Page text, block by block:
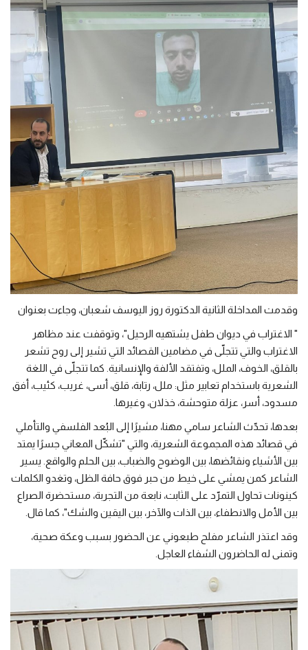
وقدمت المداخلة الثانية الدكتورة روز اليوسف شعبان، وجاءت بعنوان
" الاغتراب في ديوان طفل يشتهيه الرحيل"، وتوقفت عند مظاهر
الاغتراب والتي تتجلّى في مضامين القصائد التي تشير إلى روح تشعر
بالقلق، الخوف، الملل، وتفتقد الألفة والإنسانية. كما تتجلّى في اللغة
الشعرية باستخدام تعابير مثل: ملل، رتابة، قلق، أسى، غريب، كئيب، أفق
مسدود، أسر، عزلة متوحشة، خذلان، وغيرها.
بعدها، تحدّث الشاعر سامي مهنا، مشيرًا إلى البُعد الفلسفي والتأملي
في قصائد هذه المجموعة الشعرية، والتي "تشكّل المعاني جسرًا يمتد
بين الأشياء ونقائضها، بين الوضوح والضباب، بين الحلم والواقع. يسير
الشاعر كمن يمشي على خيط من حبر فوق حافة الظل، وتغدو الكلمات
كينونات تحاول التمرّد على الثابت، نابعة من التجربة، مستحضرة الصراع
بين الأمل والانطفاء، بين الذات والآخر، بين اليقين والشك"، كما قال.
وقد اعتذر الشاعر مفلح طبعوني عن الحضور بسبب وعكة صحية،
وتمنى له الحاضرون الشفاء العاجل.